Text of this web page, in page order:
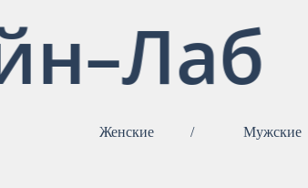
Женские / Мужские